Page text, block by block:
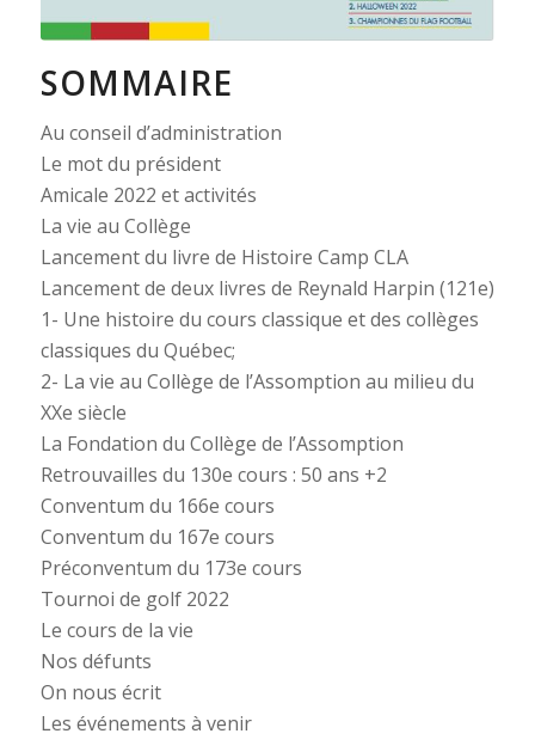
SOMMAIRE
Au conseil d’administration
Le mot du président
Amicale 2022 et activités
La vie au Collège
Lancement du livre de Histoire Camp CLA
Lancement de deux livres de Reynald Harpin (121e)
1- Une histoire du cours classique et des collèges
classiques du Québec;
2- La vie au Collège de l’Assomption au milieu du
XXe siècle
La Fondation du Collège de l’Assomption
Retrouvailles du 130e cours : 50 ans +2
Conventum du 166e cours
Conventum du 167e cours
Préconventum du 173e cours
Tournoi de golf 2022
Le cours de la vie
Nos défunts
On nous écrit
Les événements à venir